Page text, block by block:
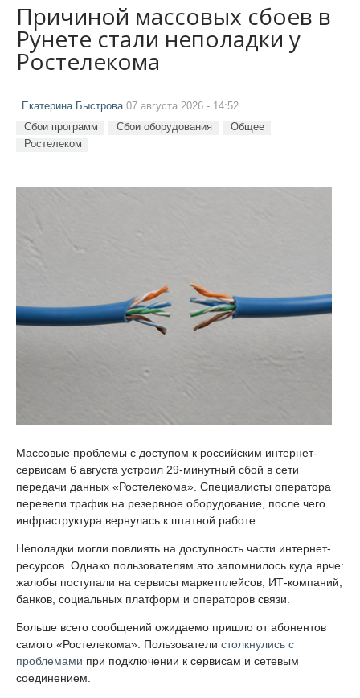
Причиной массовых сбоев в
Рунете стали неполадки у
Ростелекома
Екатерина Быстрова07 августа 2026 - 14:52
Сбои программ Сбои оборудования
Общее
Ростелеком
Массовые проблемы с доступом к российским интернет-
сервисам 6 августа устроил 29-минутный сбой в сети
передачи данных «Ростелекома». Специалисты оператора
перевели трафик на резервное оборудование, после чего
инфраструктура вернулась к штатной работе.
Неполадки могли повлиять на доступность части интернет-
ресурсов. Однако пользователям это запомнилось куда ярче:
жалобы поступали на сервисы маркетплейсов, ИТ-компаний,
банков, социальных платформ и операторов связи.
Больше всего сообщений ожидаемо пришло от абонентов
самого «Ростелекома». Пользователи столкнулись с
проблемами при подключении к сервисам и сетевым
соединением.